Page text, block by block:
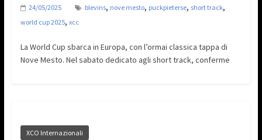
24/05/2025 blevins, nove mesto, puckpieterse, short track,
world cup 2025, xcc
La World Cup sbarca in Europa, con l’ormai classica tappa di
Nove Mesto. Nel sabato dedicato agli short track, conferme
XCO Internazionali